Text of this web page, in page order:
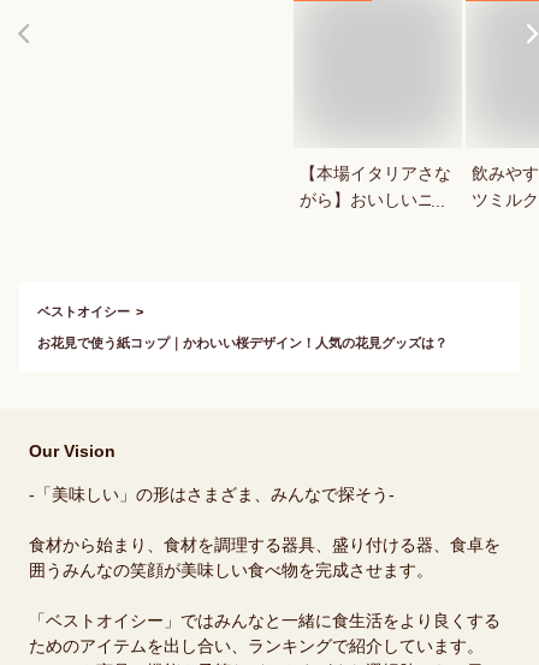
【本場イタリアさな
がら】おいしいニョ
飲みや
ツミル
ベストオイシー
お花見で使う紙コップ｜かわいい桜デザイン！人気の花見グッズは？
Our Vision
-「美味しい」の形はさまざま、みんなで探そう-
食材から始まり、食材を調理する器具、盛り付ける器、食卓を
囲うみんなの笑顔が美味しい食べ物を完成させます。
「ベストオイシー」ではみんなと一緒に食生活をより良くする
ためのアイテムを出し合い、ランキングで紹介しています。